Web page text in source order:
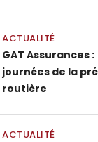
ACTUALITÉ
GAT Assurances :
journées de la
routière
ACTUALITÉ